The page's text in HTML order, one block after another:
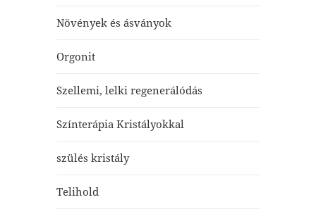
Növények és ásványok
Orgonit
Szellemi, lelki regenerálódás
Színterápia Kristályokkal
szülés kristály
Telihold